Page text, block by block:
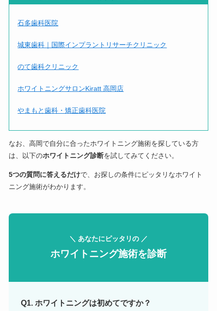
石多歯科医院
城東歯科｜国際インプラントリサーチクリニック
のて歯科クリニック
ホワイトニングサロンKiratt 高岡店
やまもと歯科・矯正歯科医院
なお、高岡で自分に合ったホワイトニング施術を探している方
は、以下のホワイトニング診断を試してみてください。
5つの質問に答えるだけで、お探しの条件にピッタリなホワイト
ニング施術がわかります。
＼ あなたにピッタリの ／
ホワイトニング施術を診断
Q1. ホワイトニングは初めてですか？